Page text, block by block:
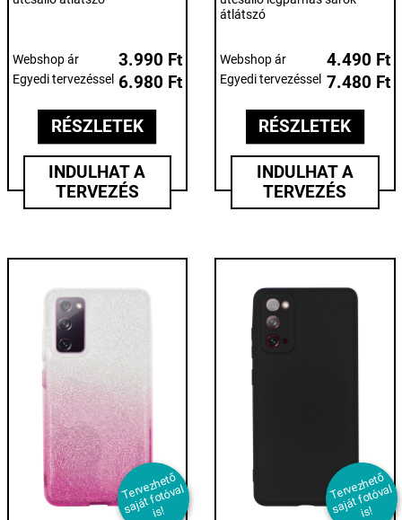
Webshop ár 3.990 Ft
Egyedi tervezéssel 6.980 Ft
RÉSZLETEK
INDULHAT A
TERVEZÉS
átlátszó
Webshop ár 4.490 Ft
Egyedi tervezéssel 7.480 Ft
RÉSZLETEK
INDULHAT A
TERVEZÉS
T
er
v
e
z
h
et
ő
s
aj
át f
ot
ó
v
al
i
s!
T
er
v
e
z
h
et
ő
s
aj
át f
ot
ó
v
al
i
s!